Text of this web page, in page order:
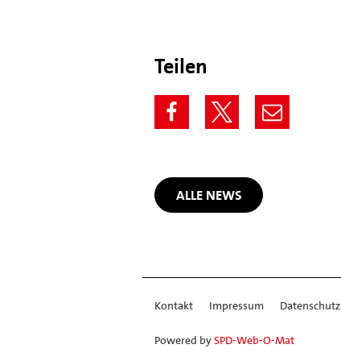
Teilen
ALLE NEWS
Kontakt Impressum Datenschutz
Powered bySPD-Web-O-Mat